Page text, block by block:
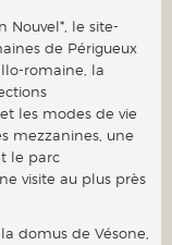
Nouvel*, le site-
de Périgueux
romaine, la
les modes de vie
mezzanines, une
le parc
visite au plus près
domus de Vésone,